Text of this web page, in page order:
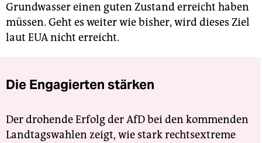
Grundwasser einen guten Zustand erreicht haben
müssen. Geht es weiter wie bisher, wird dieses Ziel
laut EUA nicht erreicht.
Die Engagierten stärken
Der drohende Erfolg der AfD bei den kommenden
Landtagswahlen zeigt, wie stark rechtsextreme